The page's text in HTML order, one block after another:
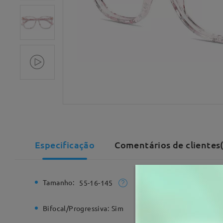
Especificação Comentários de
Tamanho: 55-16-145
Bifocal/Progressiva: Sim